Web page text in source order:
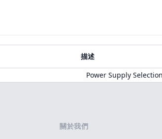
描述
Power Supply
關於我們